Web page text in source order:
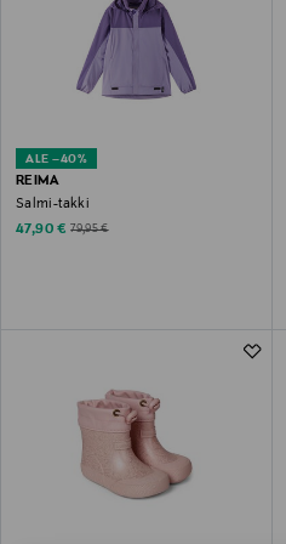
ALE –40%
REIMA
Salmi-takki
Discounted Price
47,90 € Original Price
79,95 €